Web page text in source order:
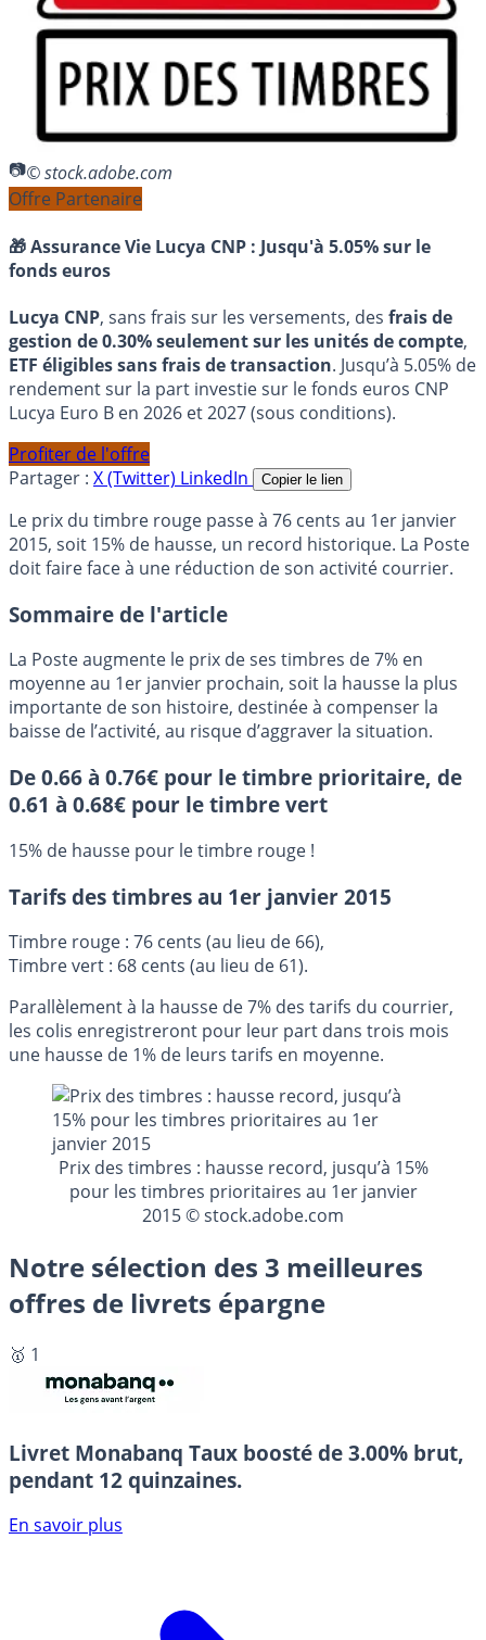
© stock.adobe.com
Offre Partenaire
🎁 Assurance Vie Lucya CNP : Jusqu'à 5.05% sur le
fonds euros
Lucya CNP, sans frais sur les versements, des frais de
gestion de 0.30% seulement sur les unités de compte,
ETF éligibles sans frais de transaction. Jusqu’à 5.05% de
rendement sur la part investie sur le fonds euros CNP
Lucya Euro B en 2026 et 2027 (sous conditions).
Profiter de l'offre
Partager : X (Twitter) LinkedIn Copier le lien
Le prix du timbre rouge passe à 76 cents au 1er janvier
2015, soit 15% de hausse, un record historique. La Poste
doit faire face à une réduction de son activité courrier.
Sommaire de l'article
La Poste augmente le prix de ses timbres de 7% en
moyenne au 1er janvier prochain, soit la hausse la plus
importante de son histoire, destinée à compenser la
baisse de l’activité, au risque d’aggraver la situation.
De 0.66 à 0.76€ pour le timbre prioritaire, de
0.61 à 0.68€ pour le timbre vert
15% de hausse pour le timbre rouge !
Tarifs des timbres au 1er janvier 2015
Timbre rouge : 76 cents (au lieu de 66),
Timbre vert : 68 cents (au lieu de 61).
Parallèlement à la hausse de 7% des tarifs du courrier,
les colis enregistreront pour leur part dans trois mois
une hausse de 1% de leurs tarifs en moyenne.
Prix des timbres : hausse record, jusqu’à 15%
pour les timbres prioritaires au 1er janvier
2015 © stock.adobe.com
Notre sélection des 3 meilleures
offres de livrets épargne
🥇 1
Livret Monabanq Taux boosté de 3.00% brut,
pendant 12 quinzaines.
En savoir plus